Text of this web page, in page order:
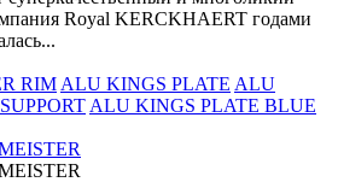
Royal KERCKHAERT годами
RIM ALU KINGS PLATE ALU
ALU KINGS PLATE BLUE